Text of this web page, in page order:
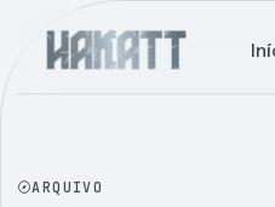
ARQUIVO